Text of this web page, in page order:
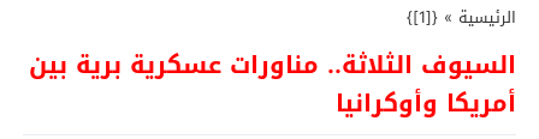
الرئيسية »
{[1]}
السيوف الثلاثة.. مناورات عسكرية برية بين
أمريكا وأوكرانيا